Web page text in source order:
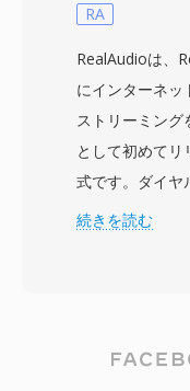
シ編集からマス
ータフレーム
り、タイムコー
ソース参照、技
造化された
ィングスキーム
制作チェーン全
MXFファイル
ケージ (OP1a)
RA
RealAudioは、
にインターネッ
ストリーミング
として初めて
式です。ダイヤ
RealAudioは真
ック世代を経
続きを読む